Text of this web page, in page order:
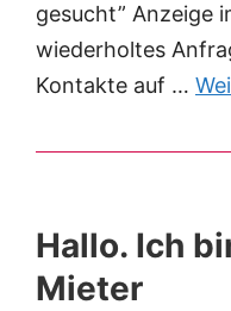
gesucht” Anzeige
wiederholtes
Kontakte auf …
Hallo. Ich
Mieter